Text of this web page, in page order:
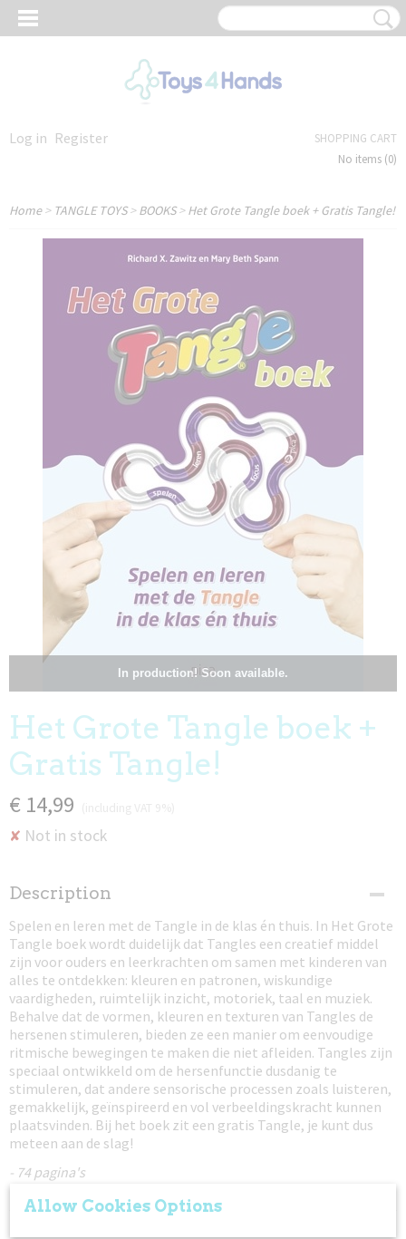
Log in Register
SHOPPING CART
No items (0)
Home> TANGLE TOYS>BOOKS>Het Grote Tangle boek + Gratis Tangle!
In production! Soon available.
Het Grote Tangle boek +
Gratis Tangle!
€ 14,99
✘ Not in stock
Description
Spelen en leren met de Tangle in de klas én thuis. In Het Grote
Tangle boek wordt duidelijk dat Tangles een creatief middel
zijn voor ouders en leerkrachten om samen met kinderen van
alles te ontdekken: kleuren en patronen, wiskundige
vaardigheden, ruimtelijk inzicht, motoriek, taal en muziek.
Behalve dat de vormen, kleuren en texturen van Tangles de
hersenen stimuleren, bieden ze een manier om eenvoudige
ritmische bewegingen te maken die niet afleiden. Tangles zijn
speciaal ontwikkeld om de hersenfunctie dusdanig te
stimuleren, dat andere sensorische processen zoals luisteren,
gemakkelijk, geïnspireerd en vol verbeeldingskracht kunnen
plaatsvinden. Bij het boek zit een gratis Tangle, je kunt dus
meteen aan de slag!
- 74 pagina's
- Vanaf 3 jaar
Allow Cookies Options